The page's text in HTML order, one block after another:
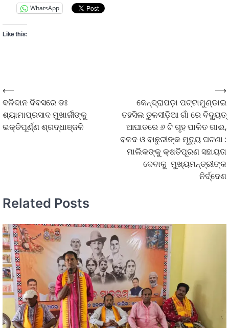
WhatsApp
Like this:
⟵
ବଳିଦାନ ଦିବସରେ ଡଃ
ଶ୍ୟାମାପ୍ରସାଦ ମୁଖାର୍ଜୀଙ୍କୁ
ଭକ୍ତିପୂର୍ଣ୍ଣ ଶ୍ରଦ୍ଧାଞ୍ଜଳି
କେନ୍ଦ୍ରାପଡ଼ା ପଟ୍ଟାମୁଣ୍ଡାଇ
ତହସିଲ ତୁଳସୀଡ଼ିଆ ଗାଁ ରେ ବିଦ୍ୟୁତ୍
ଆଘାତରେ ୬ ଟି ଗୃହ ପାଳିତ ଗାଈ,
ବଳଦ ଓ ବାଛୁରୀଙ୍କ ମୃତ୍ୟୁ ଘଟଣା :
ମାଲିକଙ୍କୁ କ୍ଷତିପୂରଣ ସହାୟତା
ଦେବାକୁ ମୁଖ୍ୟମନ୍ତ୍ରୀଙ୍କ
ନିର୍ଦ୍ଦେଶ
⟶
Related Posts